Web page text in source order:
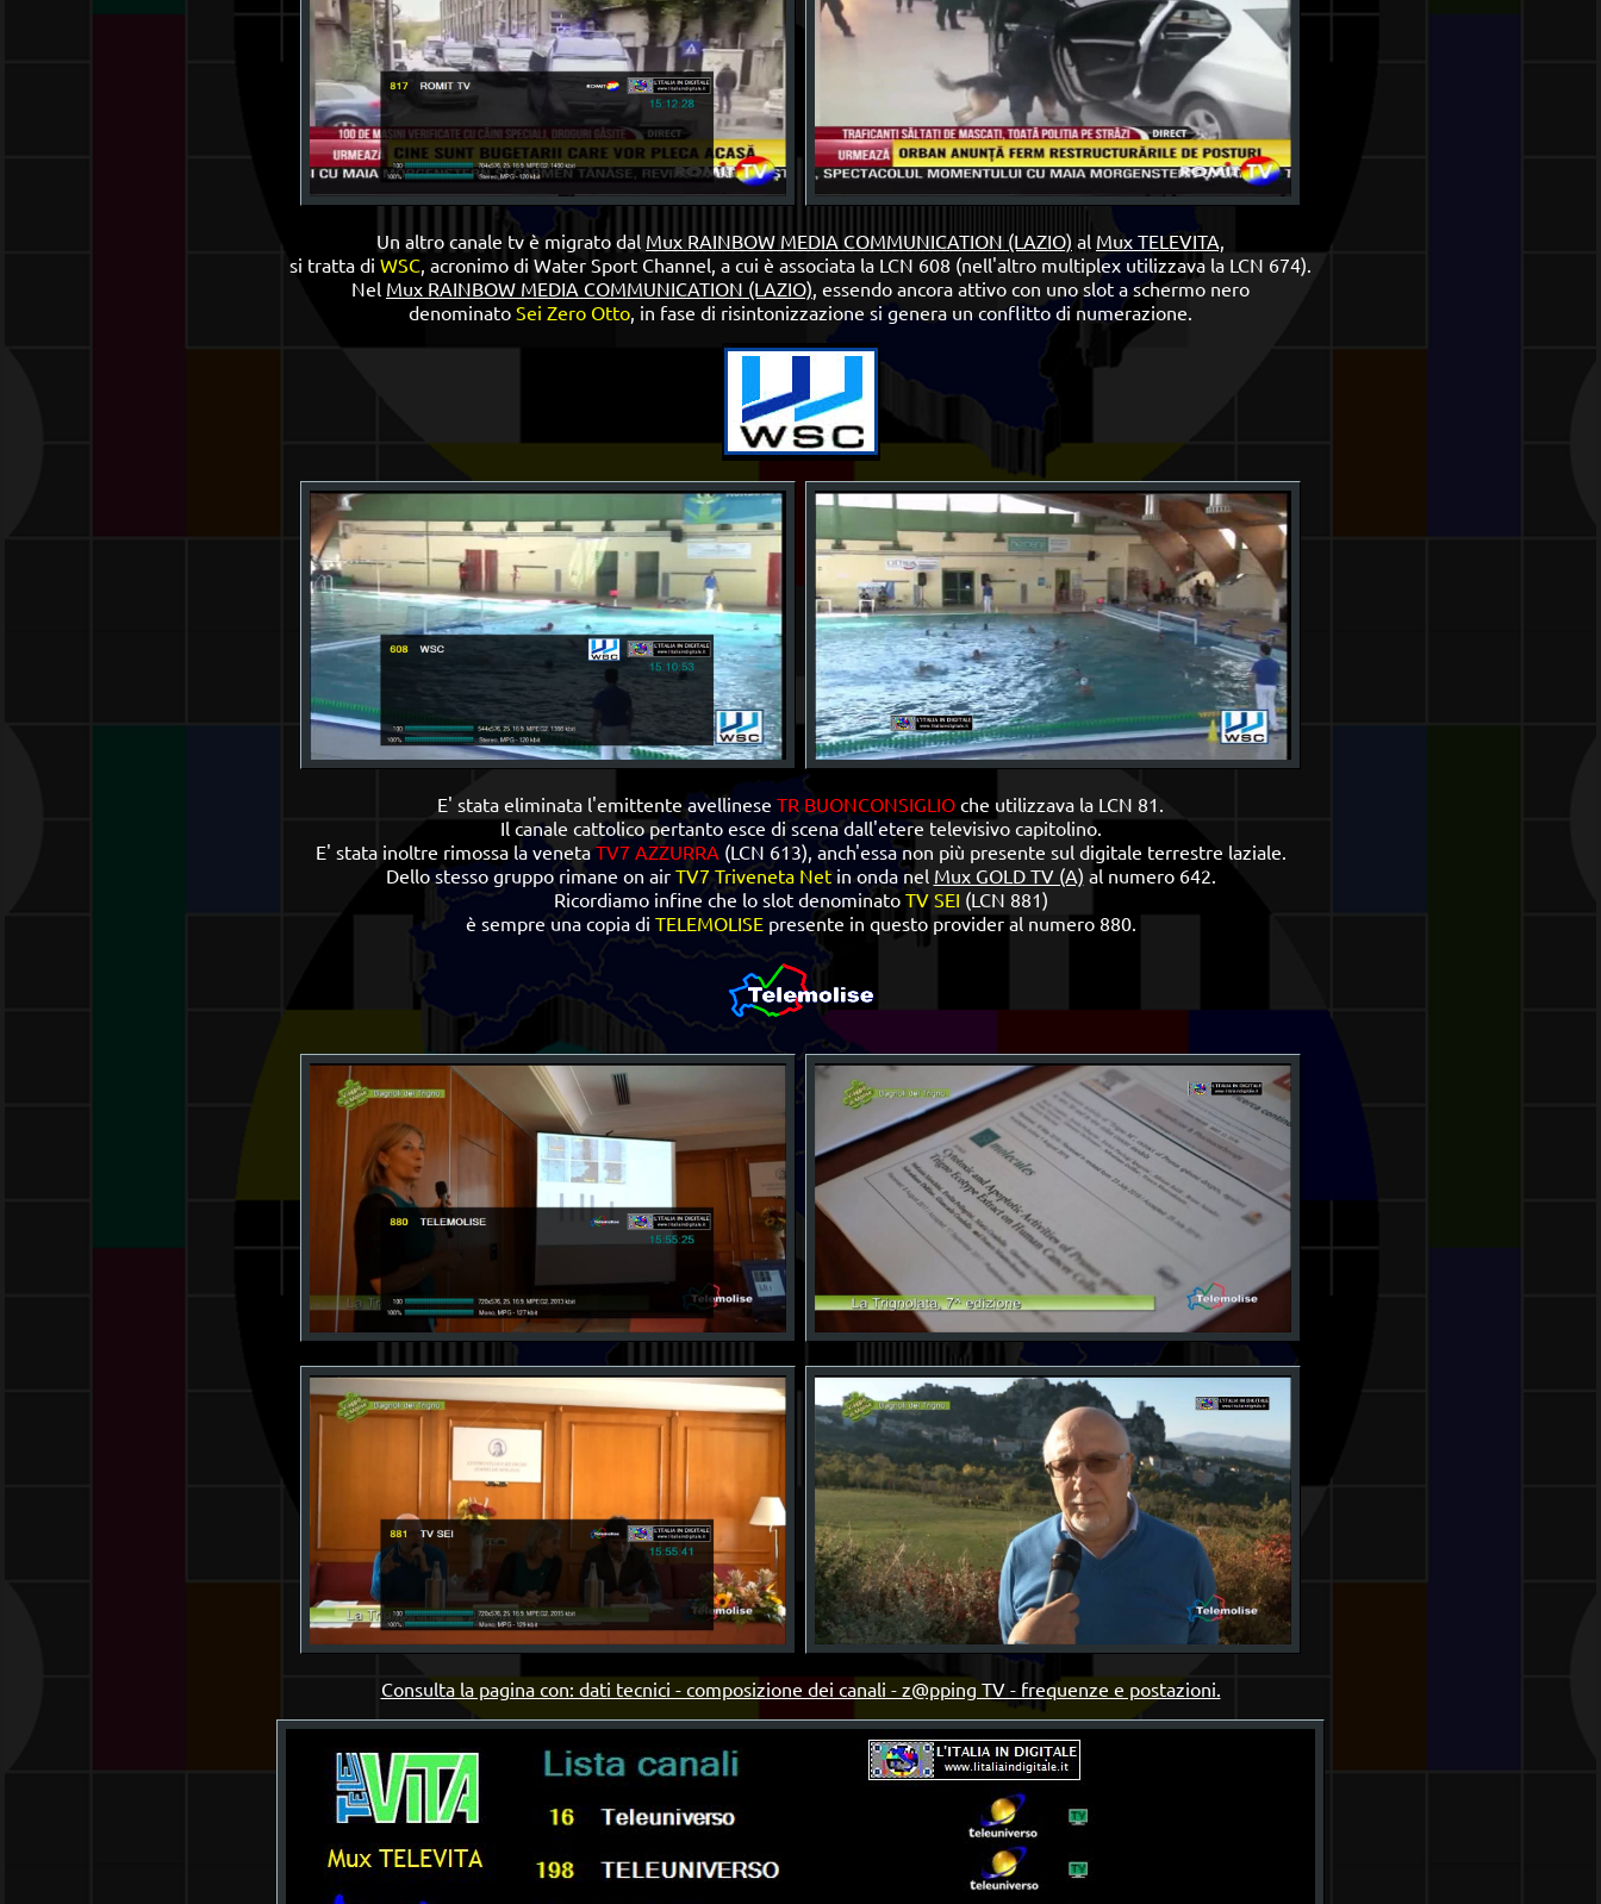
Un altro canale tv è migrato dal Mux RAINBOW MEDIA COMMUNICATION (LAZIO) al Mux TELEVITA,
si tratta di WSC, acronimo di Water Sport Channel, a cui è associata la LCN 608 (nell'altro multiplex utilizzava la LCN 674).
Nel Mux RAINBOW MEDIA COMMUNICATION (LAZIO), essendo ancora attivo con uno slot a schermo nero
denominato Sei Zero Otto, in fase di risintonizzazione si genera un conflitto di numerazione.
E' stata eliminata l'emittente avellinese TR BUONCONSIGLIO che utilizzava la LCN 81.
Il canale cattolico pertanto esce di scena dall'etere televisivo capitolino.
E' stata inoltre rimossa la venetaTV7 AZZURRA (LCN 613), anch'essa non più presente sul digitale terrestre laziale.
Dello stesso gruppo rimane on air TV7 Triveneta Netin onda nel Mux GOLD TV (A) al numero 642.
Ricordiamo infine che lo slot denominato TV SEI (LCN 881)
è sempre una copia di TELEMOLISEpresente in questo provider al numero 880.
Consulta la pagina con: dati tecnici - composizione dei canali - z@pping TV - frequenze e postazioni.